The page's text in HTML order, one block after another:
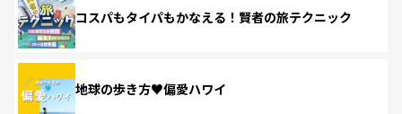
コスパもタイパもかなえる！賢者の旅テクニック
地球の歩き方♥偏愛ハワイ